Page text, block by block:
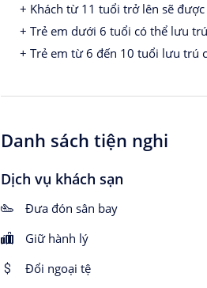
+ Khách từ 11 tuổi trở lên sẽ được
+ Trẻ em dưới 6 tuổi có thể lưu
+ Trẻ em từ 6 đến 10 tuổi lưu trú
Danh sách tiện nghi
Dịch vụ khách sạn
Đưa đón sân bay
Giữ hành lý
Đổi ngoại tệ